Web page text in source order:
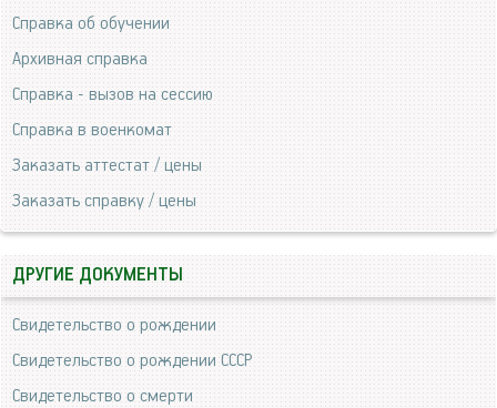
Справка об обучении
Архивная справка
Справка - вызов на сессию
Справка в военкомат
Заказать аттестат / цены
Заказать справку / цены
ДРУГИЕ ДОКУМЕНТЫ
Свидетельство о рождении
Свидетельство о рождении СССР
Свидетельство о смерти